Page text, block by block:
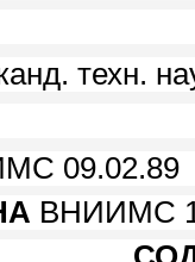
техн.
09.02.89
ВНИИМС